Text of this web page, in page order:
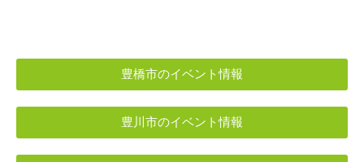
豊橋市のイベント情報
豊川市のイベント情報